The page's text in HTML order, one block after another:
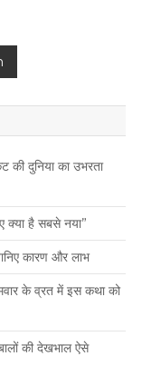
दुनिया का उभरता
क्या है सबसे नया”
कारण और लाभ
के व्रत में इस कथा को
की देखभाल ऐसे